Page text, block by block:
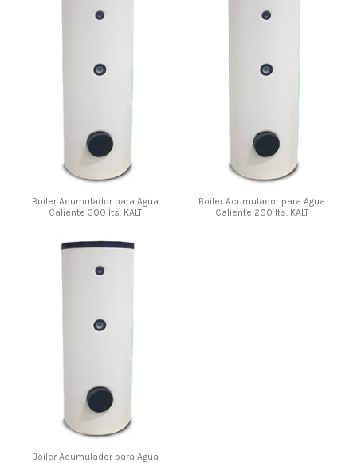
Boiler Acumulador para Agua
Caliente 300 lts. KALT
Boiler Acumulador para Agua
Caliente 200 lts. KALT
Boiler Acumulador para Agua